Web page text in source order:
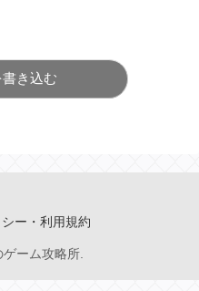
き込む
ー・利用規約
ーム攻略所.